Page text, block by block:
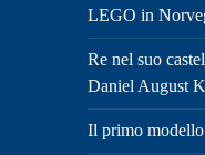
LEGO in
Re nel suo
Daniel August
Il primo